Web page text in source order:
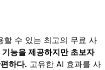
할 수 있는 최고의 무료 사
능을 제공하지만 초보자
하다. 고유한 AI 효과를 사